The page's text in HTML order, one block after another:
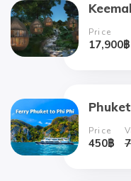
Price
17,900฿
Price
450฿